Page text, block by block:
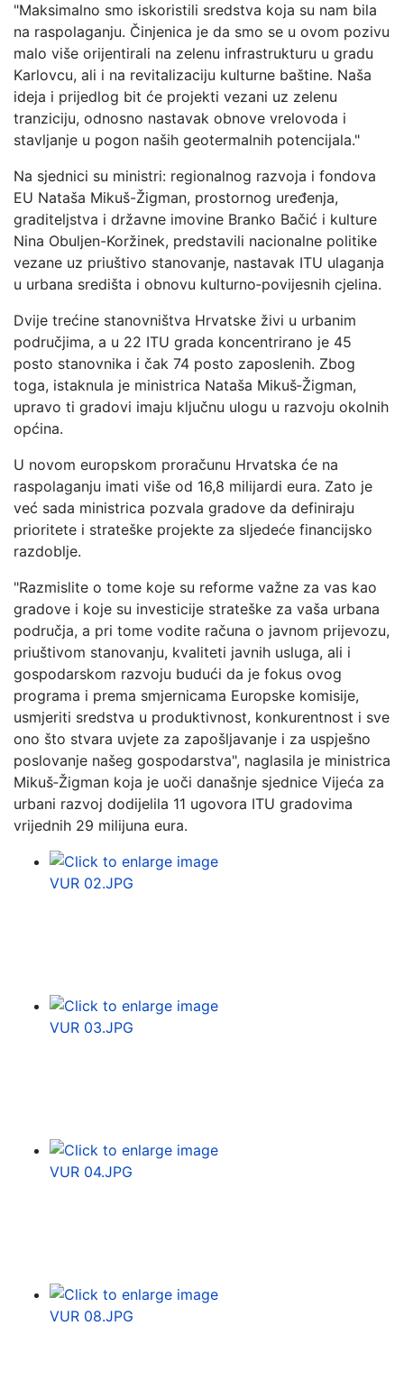
"Maksimalno smo iskoristili sredstva koja su nam bila
na raspolaganju. Činjenica je da smo se u ovom pozivu
malo više orijentirali na zelenu infrastrukturu u gradu
Karlovcu, ali i na revitalizaciju kulturne baštine. Naša
ideja i prijedlog bit će projekti vezani uz zelenu
tranziciju, odnosno nastavak obnove vrelovoda i
stavljanje u pogon naših geotermalnih potencijala."
Na sjednici su ministri: regionalnog razvoja i fondova
EU Nataša Mikuš-Žigman, prostornog uređenja,
graditeljstva i državne imovine Branko Bačić i kulture
Nina Obuljen-Koržinek, predstavili nacionalne politike
vezane uz priuštivo stanovanje, nastavak ITU ulaganja
u urbana središta i obnovu kulturno‑povijesnih cjelina.
Dvije trećine stanovništva Hrvatske živi u urbanim
područjima, a u 22 ITU grada koncentrirano je 45
posto stanovnika i čak 74 posto zaposlenih. Zbog
toga, istaknula je ministrica Nataša Mikuš‑Žigman,
upravo ti gradovi imaju ključnu ulogu u razvoju okolnih
općina.
U novom europskom proračunu Hrvatska će na
raspolaganju imati više od 16,8 milijardi eura. Zato je
već sada ministrica pozvala gradove da definiraju
prioritete i strateške projekte za sljedeće financijsko
razdoblje.
"Razmislite o tome koje su reforme važne za vas kao
gradove i koje su investicije strateške za vaša urbana
područja, a pri tome vodite računa o javnom prijevozu,
priuštivom stanovanju, kvaliteti javnih usluga, ali i
gospodarskom razvoju budući da je fokus ovog
programa i prema smjernicama Europske komisije,
usmjeriti sredstva u produktivnost, konkurentnost i sve
ono što stvara uvjete za zapošljavanje i za uspješno
poslovanje našeg gospodarstva", naglasila je ministrica
Mikuš‑Žigman koja je uoči današnje sjednice Vijeća za
urbani razvoj dodijelila 11 ugovora ITU gradovima
vrijednih 29 milijuna eura.